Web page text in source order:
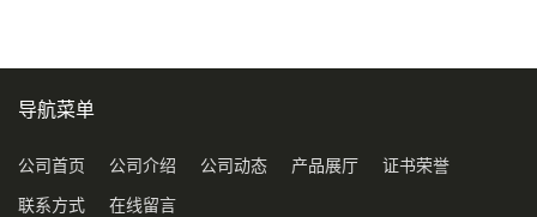
导航菜单
公司首页 公司介绍 公司动态 产品展厅 证书荣誉
联系方式 在线留言